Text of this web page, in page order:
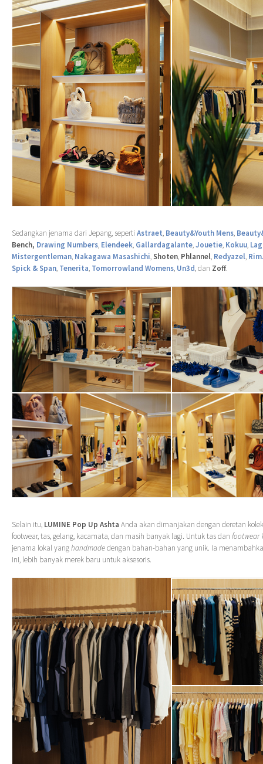
Sedangkan jenama dari Jepang, seperti Astraet, Beauty&Youth Mens,
Bench, Drawing Numbers, Elendeek, Gallardagalante,Jouetie, Kokuu,
Mistergentleman, Nakagawa Masashichi,Shoten, Phlannel, Redyazel,
Spick & Span, Tenerita, Tomorrowland Womens, Un3d, dan Zoff.
Selain itu, LUMINE Pop Up Ashta Anda akan dimanjakan dengan deretan
footwear, tas, gelang, kacamata, dan masih banyak lagi. Untuk tas dan footwear
jenama lokal yanghandmadedengan bahan-bahan yang unik. Ia
ini, lebih banyak merek baru untuk aksesoris.